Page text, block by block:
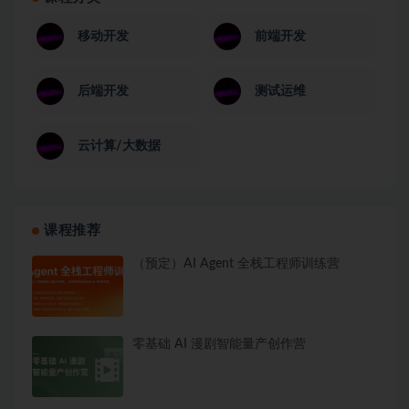
移动开发 前端开发
后端开发 测试运维
云计算/大数据
课程推荐
（预定）AI Agent 全栈工程师训练营
零基础 AI 漫剧智能量产创作营